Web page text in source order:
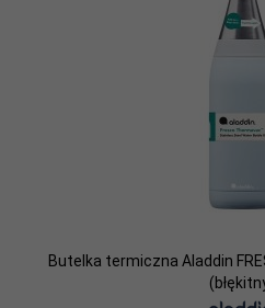
Butelka termiczna Aladdin